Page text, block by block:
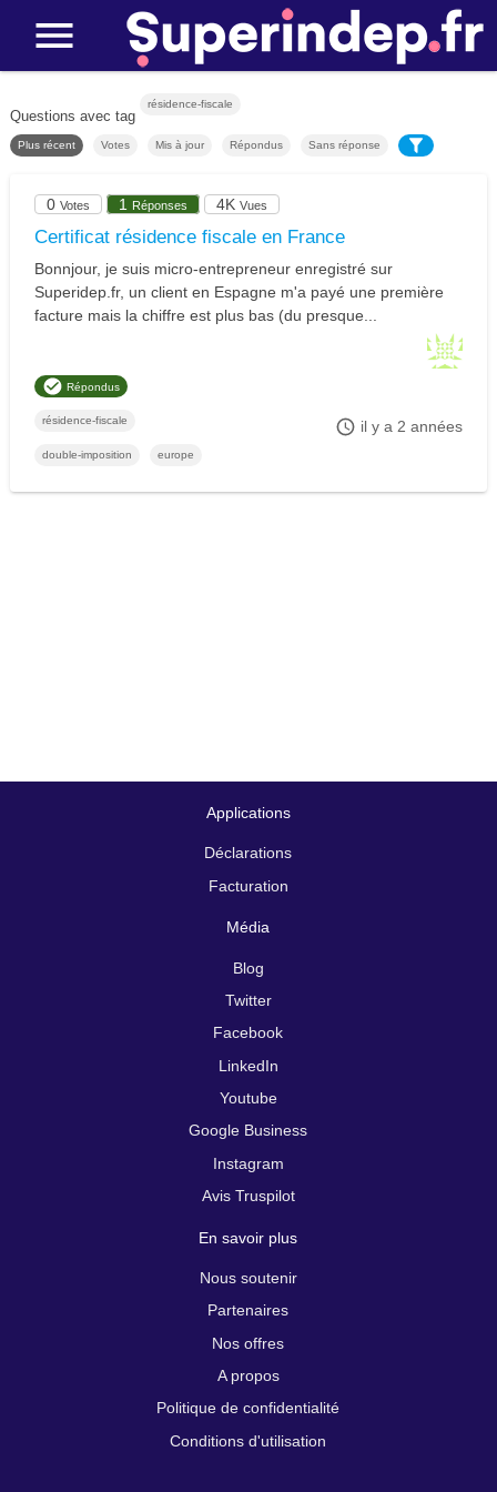
Questions avec tag
résidence-fiscale
Plus récent Votes Mis à jour Répondus Sans réponse
0Votes 1 Réponses 4KVues
Certificat résidence fiscale en France
Bonnjour, je suis micro-entrepreneur enregistré sur
Superidep.fr, un client en Espagne m'a payé une première
facture mais la chiffre est plus bas (du presque...
Répondus
résidence-fiscale
double-imposition europe
il y a 2 années
Applications
Déclarations
Facturation
Média
Blog
Twitter
Facebook
LinkedIn
Youtube
Google Business
Instagram
Avis Truspilot
En savoir plus
Nous soutenir
Partenaires
Nos offres
A propos
Politique de confidentialité
Conditions d'utilisation